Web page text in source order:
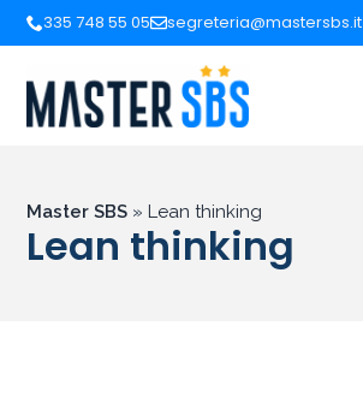
335 748 55 05 segreteria@mastersbs.it
Master SBS » Lean thinking
Lean thinking